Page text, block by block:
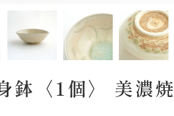
鉢〈1個〉 美濃焼